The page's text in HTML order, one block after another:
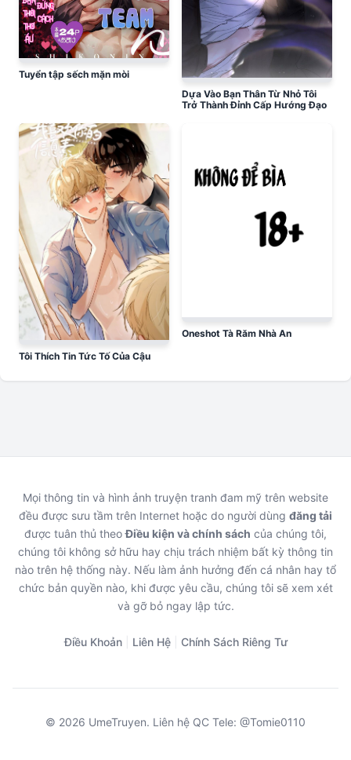
Tuyển tập sếch mặn mòi
Dựa Vào Bạn Thân Từ Nhỏ Tôi
Trở Thành Đỉnh Cấp Hướng Đạo
Tôi Thích Tin Tức Tố Của Cậu
Oneshot Tà Răm Nhà An
Mọi thông tin và hình ảnh truyện tranh đam mỹ trên website
đều được sưu tầm trên Internet hoặc do người dùng đăng tải
được tuân thủ theoĐiều kiện và chính sách của chúng tôi,
chúng tôi không sở hữu hay chịu trách nhiệm bất kỳ thông tin
nào trên hệ thống này. Nếu làm ảnh hưởng đến cá nhân hay tổ
chức bản quyền nào, khi được yêu cầu, chúng tôi sẽ xem xét
và gỡ bỏ ngay lập tức.
Điều Khoản Liên Hệ Chính Sách Riêng Tư
© 2026 UmeTruyen. Liên hệ QC Tele: @Tomie0110